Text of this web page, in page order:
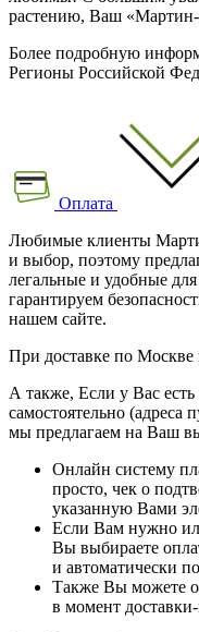
растению, Ваш «Мартин-
Более подробную
Регионы Российской
Оплата
Любимые клиенты
и выбор, поэтому
легальные и удобные
гарантируем
нашем сайте.
При доставке по Москве
А также, Если у Вас есть
самостоятельно (адреса
мы предлагаем на Ваш
Онлайн систему
просто, чек о
указанную Вами
Если Вам нужно
Вы выбираете
и автоматически
Также Вы можете
в момент